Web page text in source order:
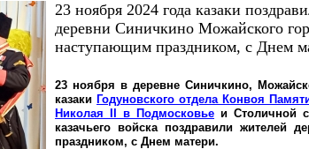
23 ноября 2024 года казаки
деревни Синичкино Можайского
наступающим праздником, с Днем
23 ноября в деревне Синичкино,
казаки Годуновского отдела Конвоя
Николая
в Подмосковье и Столичной
казачьего войска поздравили жителей
праздником, с Днем матери.